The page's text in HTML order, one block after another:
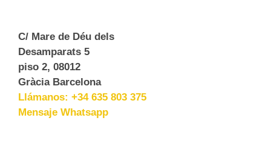
C/ Mare de Déu dels
Desamparats 5
piso 2, 08012
Gràcia Barcelona
Llámanos: +34 635 803 375
Mensaje Whatsapp